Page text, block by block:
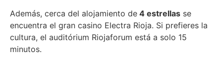
Además, cerca del alojamiento de 4 estrellas se
encuentra el gran casino Electra Rioja. Si prefieres la
cultura, el auditórium Riojaforum está a solo 15
minutos.